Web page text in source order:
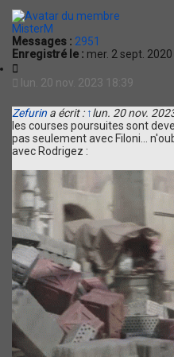
MisterM
Messages : 2951
Enregistré le : mer. 2 sept.
a
t
i
o
n
lun. 20 nov. 2023 18:39
Zefurin a écrit : ↑lun. 20 nov.
les courses poursuites sont
pas seulement avec Filoni...
avec Rodrigez :